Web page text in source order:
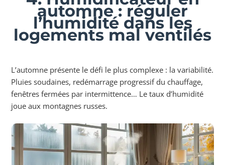
automne : réguler
l’humidité dans les
logements mal ventilés
L’automne présente le défi le plus complexe : la variabilité.
Pluies soudaines, redémarrage progressif du chauffage,
fenêtres fermées par intermittence… Le taux d’humidité
joue aux montagnes russes.